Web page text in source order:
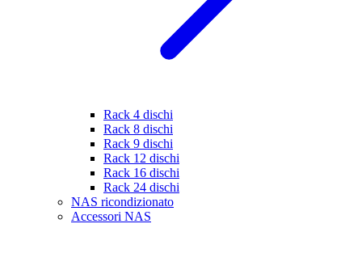
Rack 4 dischi
Rack 8 dischi
Rack 9 dischi
Rack 12 dischi
Rack 16 dischi
Rack 24 dischi
NAS ricondizionato
Accessori NAS